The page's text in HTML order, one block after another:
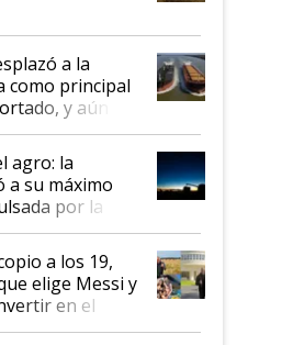
a la
como principal
y aún así
casi seis de cada
el
semestre
agro: la
a su máximo
por la
a los 19,
elige Messi y
en el
como "darle